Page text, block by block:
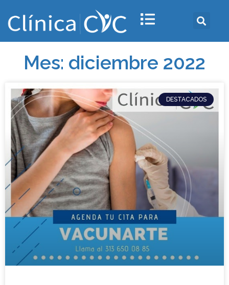
Mes: diciembre 2022
DESTACADOS